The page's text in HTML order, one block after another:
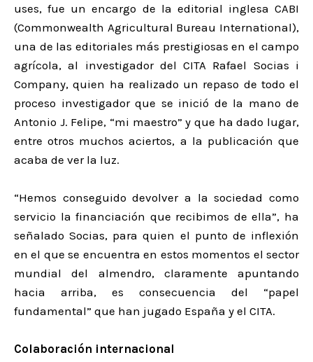
uses, fue un encargo de la editorial inglesa CABI
(Commonwealth Agricultural Bureau International),
una de las editoriales más prestigiosas en el campo
agrícola, al investigador del CITA Rafael Socias i
Company, quien ha realizado un repaso de todo el
proceso investigador que se inició de la mano de
Antonio J. Felipe, “mi maestro” y que ha dado lugar,
entre otros muchos aciertos, a la publicación que
acaba de ver la luz.
“Hemos conseguido devolver a la sociedad como
servicio la financiación que recibimos de ella”, ha
señalado Socias, para quien el punto de inflexión
en el que se encuentra en estos momentos el sector
mundial del almendro, claramente apuntando
hacia arriba, es consecuencia del “papel
fundamental” que han jugado España y el CITA.
Colaboración internacional